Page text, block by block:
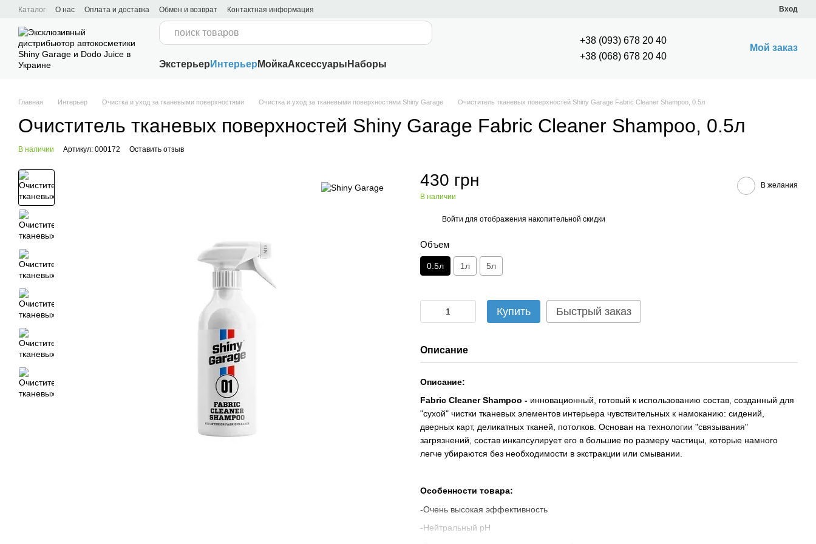
Перейти к основному контенту
Каталог О нас Оплата и доставка Обмен и возврат
Контактная информация
Вход
Экстерьер Интерьер МойкаАксессуары Наборы
+38 (093) 678 20 40
+38 (068) 678 20 40
Мой заказ
Главная Интерьер Очистка и уход за тканевыми поверхностями Очистка и уход за тканевыми поверхностями Shiny Garage Очиститель тканевых поверхностей Shiny Garage Fabric Cleaner Shampoo, 0.5л
Очиститель тканевых поверхностей Shiny Garage Fabric Cleaner Shampoo, 0.5л
В наличии Артикул: 000172 Оставить отзыв
430 грн
В наличии
В желания
Войти для отображения накопительной скидки
Объем
0.5л 1л 5л
Купить Быстрый заказ
Описание
Описание:
Fabric Cleaner Shampoo - инновационный, готовый к использованию состав, созданный для
"сухой" чистки тканевых элементов интерьера чувствительных к намоканию: сидений,
дверных карт, деликатных тканей, потолков. Основан на технологии "связывания"
загрязнений, состав инкапсулирует его в большие по размеру частицы, которые намного
легче убираются без необходимости в экстракции или смывании.
Особенности товара:
-Очень высокая эффективность
-Нейтральный pH